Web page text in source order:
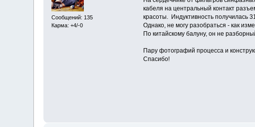
Сообщений: 135
Карма: +4/-0
кабеля на центральный контакт
красоты. Индуктивность получилась
Однако, не могу разобраться - как
По китайскому балуну, он не
Пару фотографий процесса и
Спасибо!